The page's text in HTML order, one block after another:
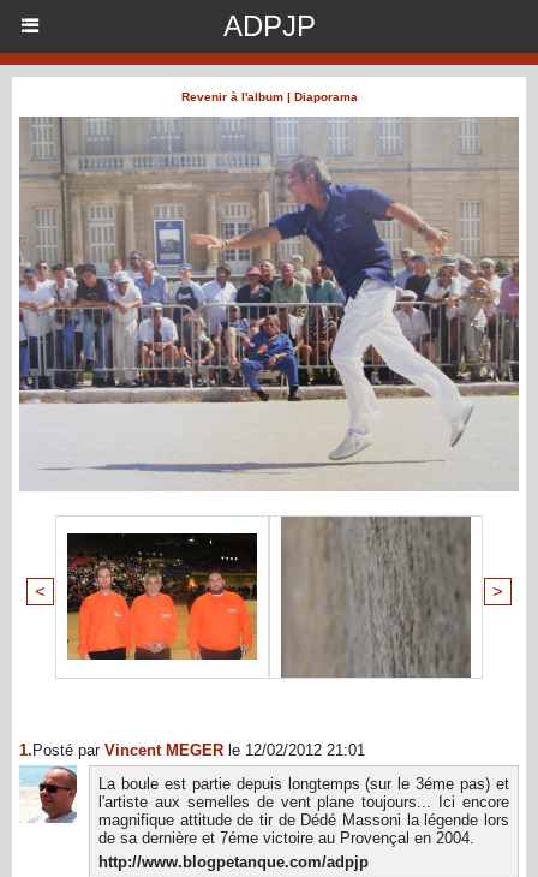
ADPJP
Revenir à l'album | Diaporama
< >
1. Posté par Vincent MEGER le 12/02/2012 21:01
La boule est partie depuis longtemps (sur le 3éme pas) et
l'artiste aux semelles de vent plane toujours... Ici encore
magnifique attitude de tir de Dédé Massoni la légende lors
de sa dernière et 7éme victoire au Provençal en 2004.
http://www.blogpetanque.com/adpjp